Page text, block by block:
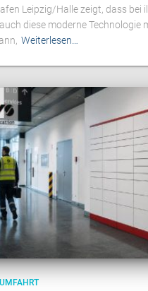
Leipzig/Halle zeigt, dass bei
diese moderne Technologie
Weiterlesen…